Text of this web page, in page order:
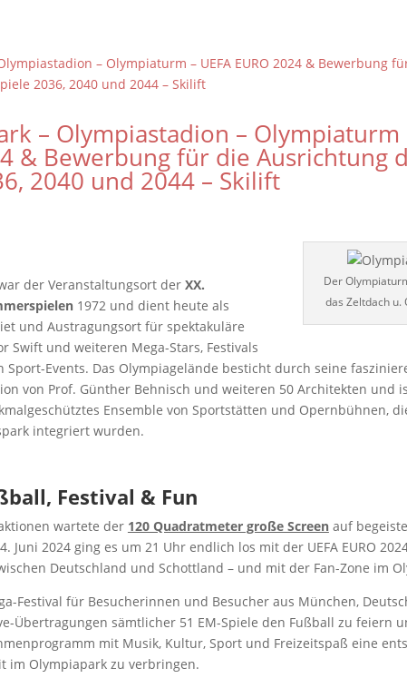
– Olympiastadion – Olympiaturm
& Bewerbung für die Ausrichtung
2040 und 2044 – Skilift
Der
das Zeltdach u.
der Veranstaltungsort der XX.
1972 und dient heute als
und Austragungsort für spektakuläre
Swift und weiteren Mega-Stars, Festivals
Sport-Events. Das Olympiagelände besticht durch seine
von Prof. Günther Behnisch und weiteren 50 Architekten und
Ensemble von Sportstätten und Opernbühnen,
integriert wurden.
Festival & Fun
wartete der 120 Quadratmeter große Screenauf
Juni 2024 ging es um 21 Uhr endlich los mit der UEFA EURO
Deutschland und Schottland – und mit der Fan-Zone im
Festival für Besucherinnen und Besucher aus München,
Übertragungen sämtlicher 51 EM-Spiele den Fußball zu feiern
mit Musik, Kultur, Sport und Freizeitspaß eine
im Olympiapark zu verbringen.